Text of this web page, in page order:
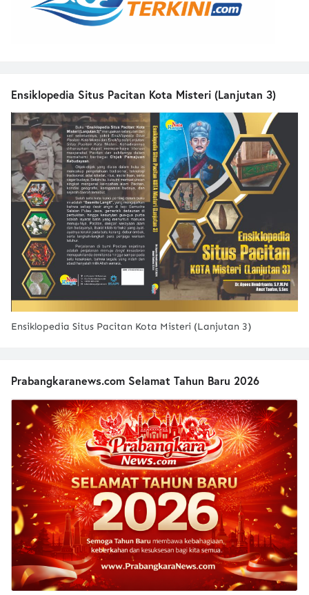
Ensiklopedia Situs Pacitan Kota Misteri (Lanjutan 3)
Ensiklopedia Situs Pacitan Kota Misteri (Lanjutan 3)
Prabangkaranews.com Selamat Tahun Baru 2026